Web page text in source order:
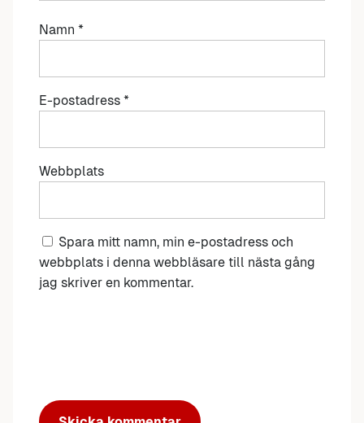
Namn *
E-postadress *
Webbplats
Spara mitt namn, min e-postadress och
webbplats i denna webbläsare till nästa gång
jag skriver en kommentar.